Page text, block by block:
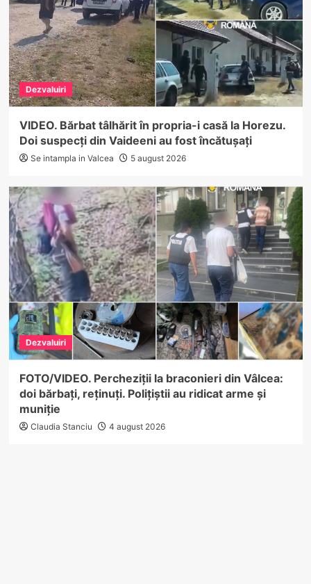
Dezvaluiri
VIDEO. Bărbat tâlhărit în propria-i casă la Horezu.
Doi suspecți din Vaideeni au fost încătușați
Se intampla in Valcea 5 august 2026
Dezvaluiri
FOTO/VIDEO. Percheziții la braconieri din Vâlcea:
doi bărbați, reținuți. Polițiștii au ridicat arme și
muniție
Claudia Stanciu 4 august 2026